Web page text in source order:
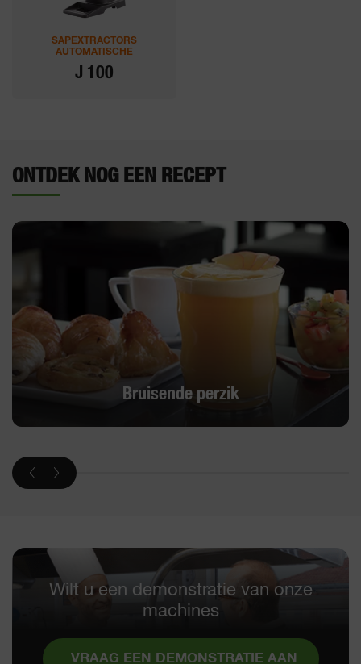
SAPEXTRACTORS
AUTOMATISCHE
J 100
ONTDEK NOG EEN RECEPT
Bruisende perzik
Wilt u een demonstratie van onze
machines
VRAAG EEN DEMONSTRATIE AAN